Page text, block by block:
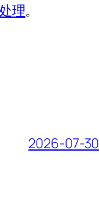
理。
2026-07-30